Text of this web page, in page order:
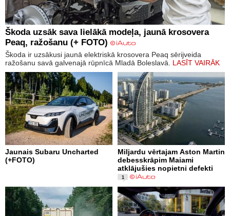
Škoda uzsāk sava lielākā modeļa, jaunā krosovera
Peaq, ražošanu (+ FOTO)
Škoda ir uzsākusi jaunā elektriskā krosovera Peaq sērijveida
ražošanu savā galvenajā rūpnīcā Mladā Boleslavā. LASĪT VAIRĀK
Jaunais Subaru Uncharted
(+FOTO)
Miljardu vērtajam Aston Martin
debesskrāpim Maiami
atklājušies nopietni defekti
1